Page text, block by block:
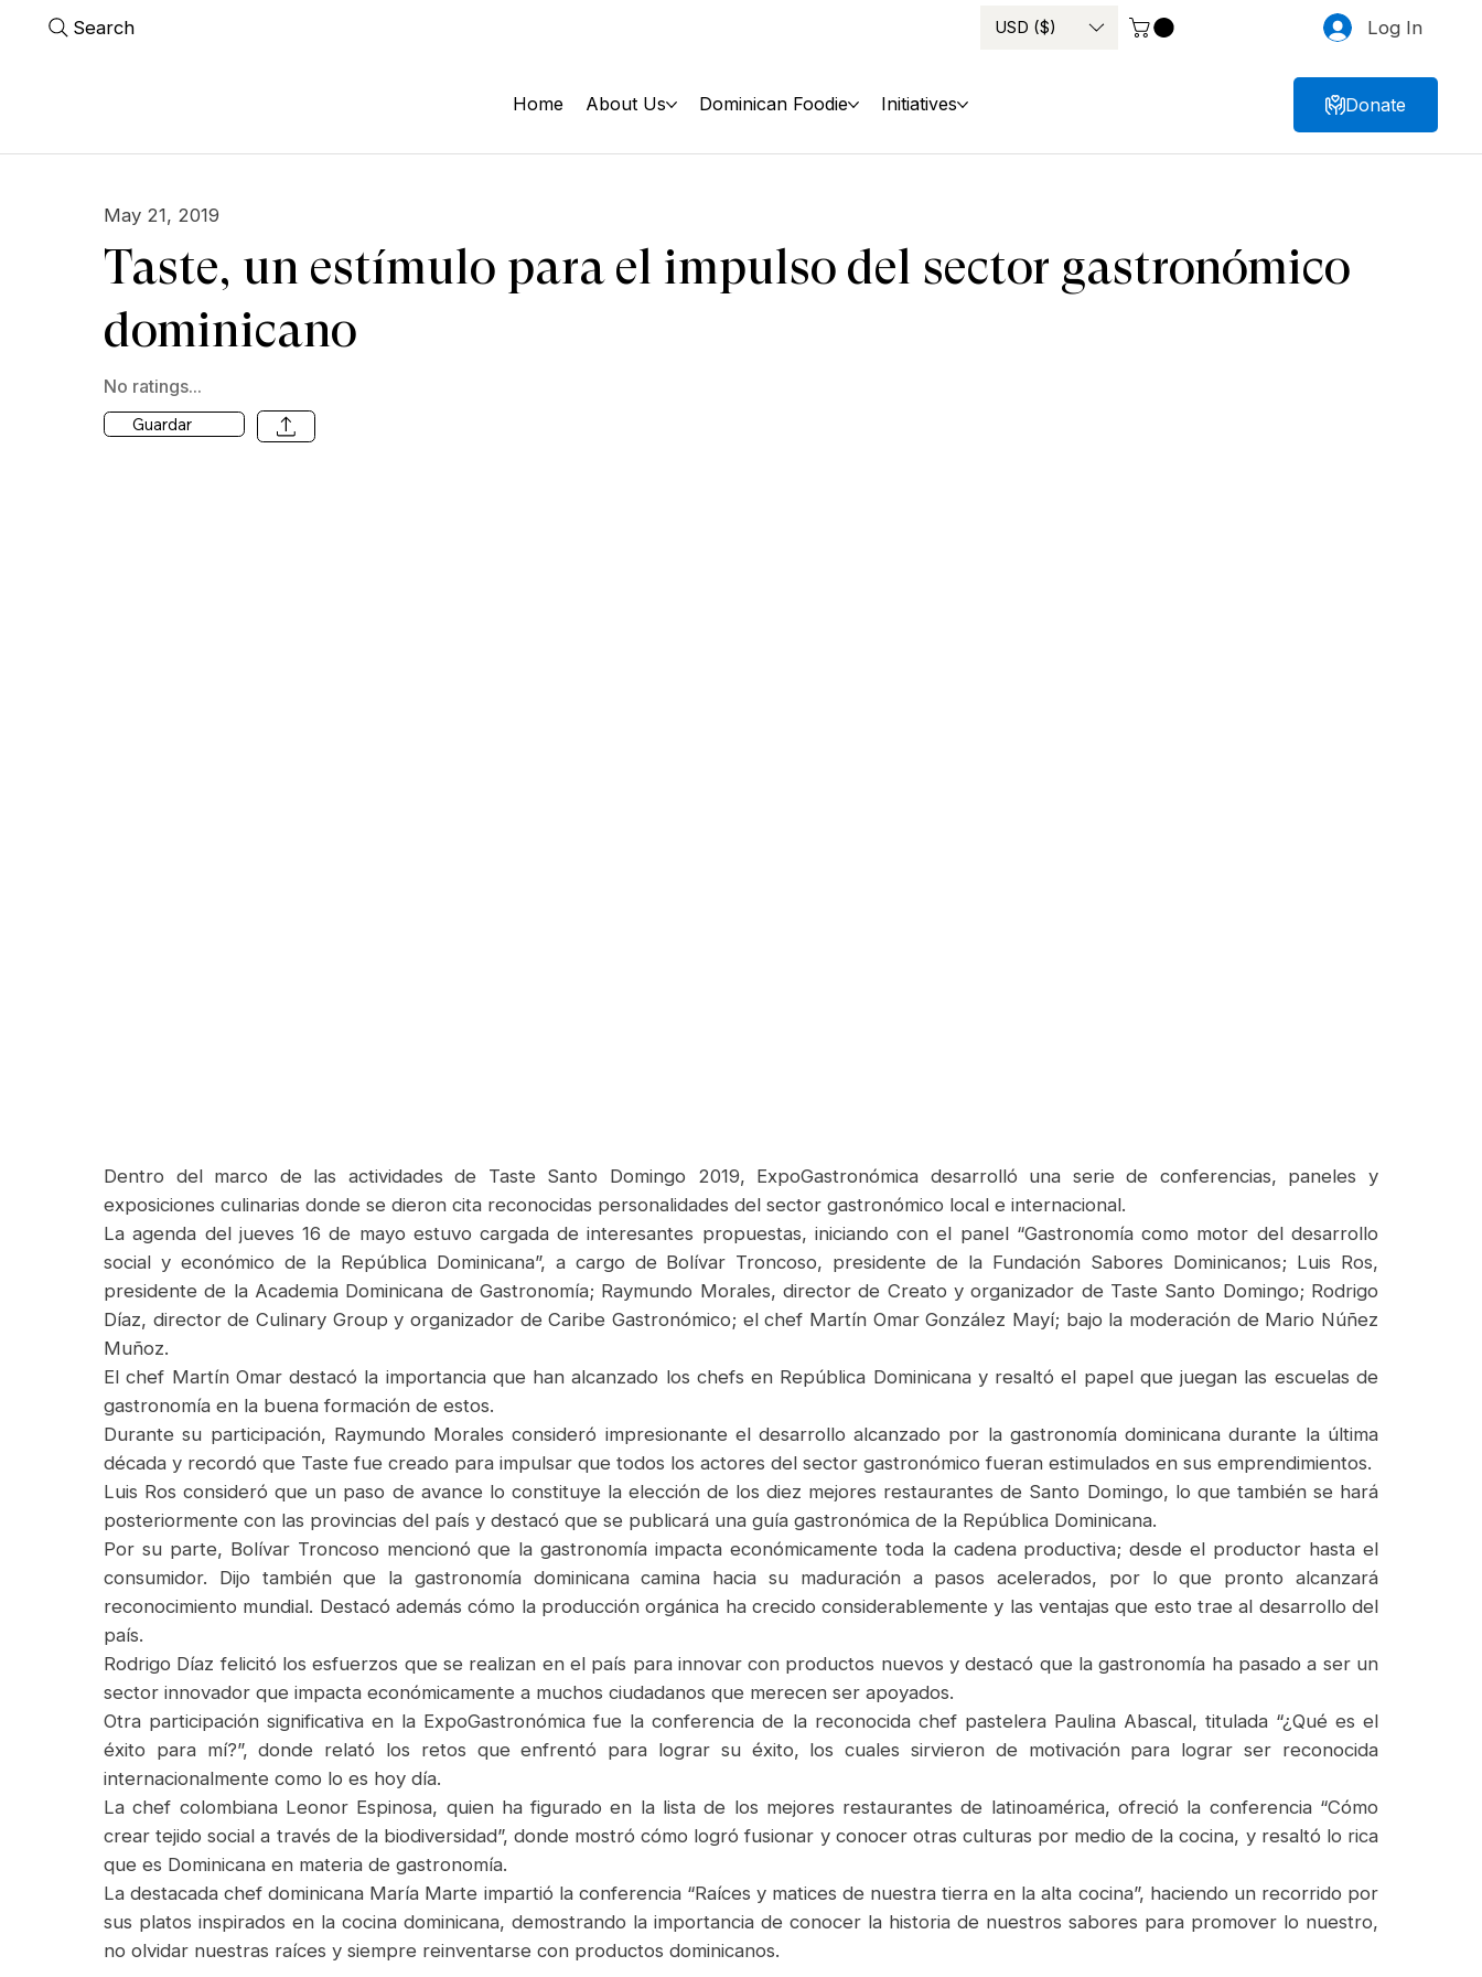
Search USD ($) Log In
Home About Us Dominican Foodie Initiatives Donate
May 21, 2019
Taste, un estímulo para el impulso del sector gastronómico
dominicano
No ratings...
Guardar
Dentro del marco de las actividades de Taste Santo Domingo 2019, ExpoGastronómica desarrolló una serie de conferencias, paneles y
exposiciones culinarias donde se dieron cita reconocidas personalidades del sector gastronómico local e internacional.
La agenda del jueves 16 de mayo estuvo cargada de interesantes propuestas, iniciando con el panel “Gastronomía como motor del desarrollo
social y económico de la República Dominicana”, a cargo de Bolívar Troncoso, presidente de la Fundación Sabores Dominicanos; Luis Ros,
presidente de la Academia Dominicana de Gastronomía; Raymundo Morales, director de Creato y organizador de Taste Santo Domingo; Rodrigo
Díaz, director de Culinary Group y organizador de Caribe Gastronómico; el chef Martín Omar González Mayí; bajo la moderación de Mario Núñez
Muñoz.
El chef Martín Omar destacó la importancia que han alcanzado los chefs en República Dominicana y resaltó el papel que juegan las escuelas de
gastronomía en la buena formación de estos.
Durante su participación, Raymundo Morales consideró impresionante el desarrollo alcanzado por la gastronomía dominicana durante la última
década y recordó que Taste fue creado para impulsar que todos los actores del sector gastronómico fueran estimulados en sus emprendimientos.
Luis Ros consideró que un paso de avance lo constituye la elección de los diez mejores restaurantes de Santo Domingo, lo que también se hará
posteriormente con las provincias del país y destacó que se publicará una guía gastronómica de la República Dominicana.
Por su parte, Bolívar Troncoso mencionó que la gastronomía impacta económicamente toda la cadena productiva; desde el productor hasta el
consumidor. Dijo también que la gastronomía dominicana camina hacia su maduración a pasos acelerados, por lo que pronto alcanzará
reconocimiento mundial. Destacó además cómo la producción orgánica ha crecido considerablemente y las ventajas que esto trae al desarrollo del
país.
Rodrigo Díaz felicitó los esfuerzos que se realizan en el país para innovar con productos nuevos y destacó que la gastronomía ha pasado a ser un
sector innovador que impacta económicamente a muchos ciudadanos que merecen ser apoyados.
Otra participación significativa en la ExpoGastronómica fue la conferencia de la reconocida chef pastelera Paulina Abascal, titulada “¿Qué es el
éxito para mí?”, donde relató los retos que enfrentó para lograr su éxito, los cuales sirvieron de motivación para lograr ser reconocida
internacionalmente como lo es hoy día.
La chef colombiana Leonor Espinosa, quien ha figurado en la lista de los mejores restaurantes de latinoamérica, ofreció la conferencia “Cómo
crear tejido social a través de la biodiversidad”, donde mostró cómo logró fusionar y conocer otras culturas por medio de la cocina, y resaltó lo rica
que es Dominicana en materia de gastronomía.
La destacada chef dominicana María Marte impartió la conferencia “Raíces y matices de nuestra tierra en la alta cocina”, haciendo un recorrido por
sus platos inspirados en la cocina dominicana, demostrando la importancia de conocer la historia de nuestros sabores para promover lo nuestro,
no olvidar nuestras raíces y siempre reinventarse con productos dominicanos.